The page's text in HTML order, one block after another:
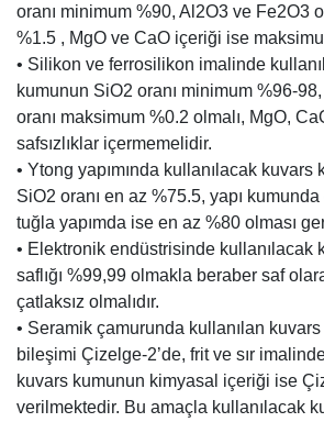
oranı minimum %90, Al2O3 ve Fe2O3
%1.5 , MgO ve CaO içeriği ise
• Silikon ve ferrosilikon imalinde
kumunun SiO2 oranı minimum %96-
oranı maksimum %0.2 olmalı, MgO,
safsızlıklar içermemelidir.
• Ytong yapımında kullanılacak kuvars
SiO2 oranı en az %75.5, yapı
tuğla yapımda ise en az %80 olması
• Elektronik endüstrisinde kullanılacak
saflığı %99,99 olmakla beraber saf
çatlaksız olmalıdır.
• Seramik çamurunda kullanılan
bileşimi Çizelge-2’de, frit ve sır
kuvars kumunun kimyasal içeriği ise
verilmektedir. Bu amaçla kullanılacak